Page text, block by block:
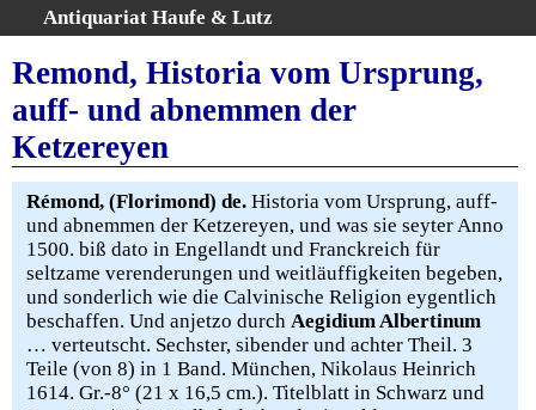
Antiquariat Haufe & Lutz
Home
Gesamtbestand
Erweiterte Suche
Kategorien
Schlagwörter
Warenkorb
AGB
Widerruf
Über uns
Aktuelle Kataloge
Remond, Historia vom Ursprung,
auff- und abnemmen der
Ketzereyen
Rémond, (Florimond) de. Historia vom Ursprung, auff-
und abnemmen der Ketzereyen, und was sie seyter Anno
1500. biß dato in Engellandt und Franckreich für
seltzame verenderungen und weitläuffigkeiten begeben,
und sonderlich wie die Calvinische Religion eygentlich
beschaffen. Und anjetzo durch Aegidium Albertinum
… verteutscht. Sechster, sibender und achter Theil. 3
Teile (von 8) in 1 Band. München, Nikolaus Heinrich
1614. Gr.-8° (21 x 16,5 cm.). Titelblatt in Schwarz und